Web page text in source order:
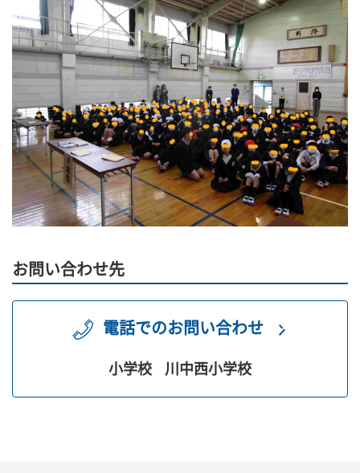
お問い合わせ先
電話でのお問い合わせ
小学校 川中西小学校